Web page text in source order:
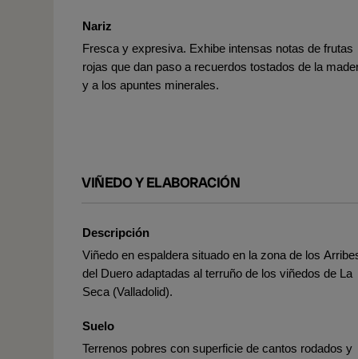
Nariz
Fresca y expresiva. Exhibe intensas notas de frutas
rojas que dan paso a recuerdos tostados de la
y a los apuntes minerales.
VIÑEDO Y ELABORACIÓN
Descripción
Viñedo en espaldera situado en la zona de los
del Duero adaptadas al terruño de los viñedos de La
Seca (Valladolid).
Suelo
Terrenos pobres con superficie de cantos rodados y